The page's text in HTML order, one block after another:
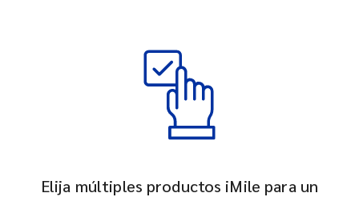
Elija múltiples productos iMile para un